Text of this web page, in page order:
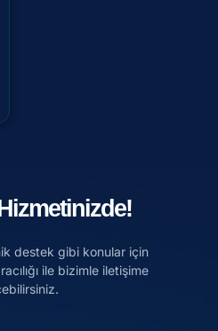
destek gibi konular için
ile bizimle iletişime